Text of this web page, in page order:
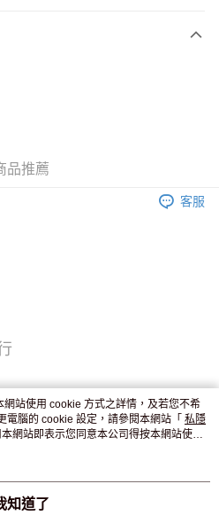
4個工作天到店，7天內取。逾期後
品推薦
客服
站使用 cookie 方式之詳情，及若您不希
電腦的 cookie 設定，請參閱本網站「 私隱
網站即表示您同意本公司得按本網站使用
知道了